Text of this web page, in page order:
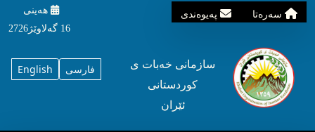
سه‌ره‌تا په‌یوه‌ندی
هه‌ینی
16 گه‌لاوێژ2726
English فارسی
سازمانی خه‌بات ی
کوردستانی
ئێران